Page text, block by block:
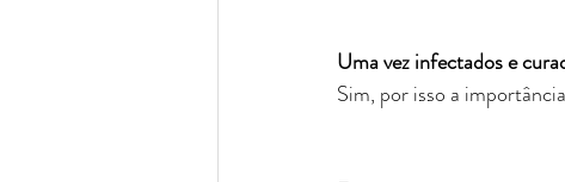
Uma vez infectados e
Sim, por isso a